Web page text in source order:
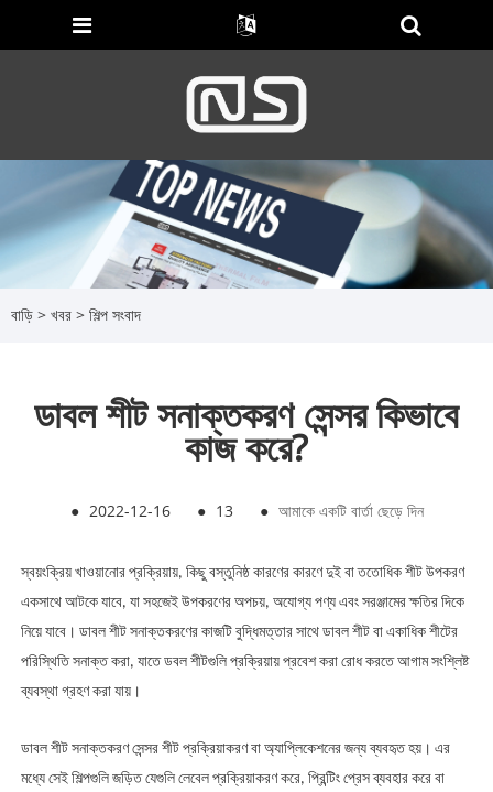
বাড়ি > খবর > শিল্প সংবাদ
ডাবল শীট সনাক্তকরণ সেন্সর কিভাবে
কাজ করে?
● 2022-12-16 ● 13 ● আমাকে একটি বার্তা ছেড়ে দিন
স্বয়ংক্রিয় খাওয়ানোর প্রক্রিয়ায়, কিছু বস্তুনিষ্ঠ কারণের কারণে দুই বা ততোধিক শীট উপকরণ
একসাথে আটকে যাবে, যা সহজেই উপকরণের অপচয়, অযোগ্য পণ্য এবং সরঞ্জামের ক্ষতির দিকে
নিয়ে যাবে। ডাবল শীট সনাক্তকরণের কাজটি বুদ্ধিমত্তার সাথে ডাবল শীট বা একাধিক শীটের
পরিস্থিতি সনাক্ত করা, যাতে ডবল শীটগুলি প্রক্রিয়ায় প্রবেশ করা রোধ করতে আগাম সংশ্লিষ্ট
ব্যবস্থা গ্রহণ করা যায়।
ডাবল শীট সনাক্তকরণ সেন্সর শীট প্রক্রিয়াকরণ বা অ্যাপ্লিকেশনের জন্য ব্যবহৃত হয়। এর
মধ্যে সেই শিল্পগুলি জড়িত যেগুলি লেবেল প্রক্রিয়াকরণ করে, প্রিন্টিং প্রেস ব্যবহার করে বা